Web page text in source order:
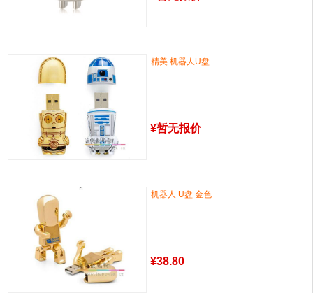
精美 机器人U盘
¥暂无报价
机器人 U盘 金色
¥38.80